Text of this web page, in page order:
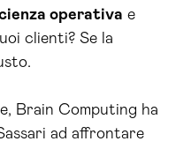
operativa e
clienti? Se la
Brain Computing ha
ad affrontare